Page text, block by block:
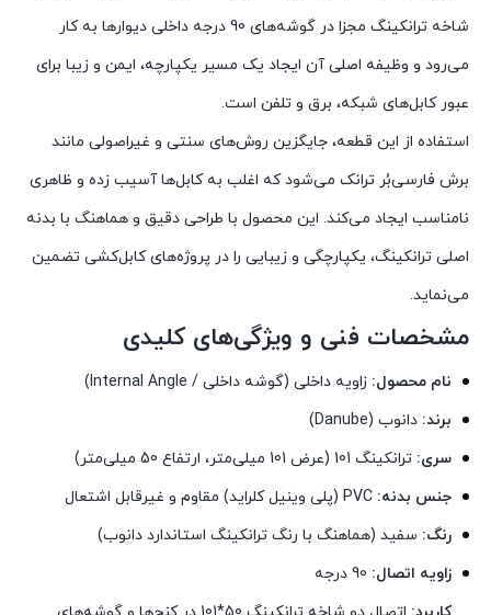
شاخه ترانکینگ مجزا در گوشه‌های 90 درجه داخلی دیوارها به کار
می‌رود و وظیفه اصلی آن ایجاد یک مسیر یکپارچه، ایمن و زیبا برای
عبور کابل‌های شبکه، برق و تلفن است.
استفاده از این قطعه، جایگزین روش‌های سنتی و غیراصولی مانند
برش فارسی‌بُر ترانک می‌شود که اغلب به کابل‌ها آسیب زده و ظاهری
نامناسب ایجاد می‌کند. این محصول با طراحی دقیق و هماهنگ با بدنه
اصلی ترانکینگ، یکپارچگی و زیبایی را در پروژه‌های کابل‌کشی تضمین
می‌نماید.
مشخصات فنی و ویژگی‌های کلیدی
نام محصول: زاویه داخلی (گوشه داخلی / Internal Angle)
برند: دانوب (Danube)
سری: ترانکینگ 101 (عرض 101 میلی‌متر، ارتفاع 50 میلی‌متر)
جنس بدنه:
رنگ: سفید (هماهنگ با رنگ ترانکینگ استاندارد دانوب)
زاویه اتصال: